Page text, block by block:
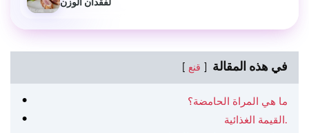
لفقدان الوزن
في هذه المقالة قنع
ما هي المراة الحامضة؟
القيمة الغذائية.